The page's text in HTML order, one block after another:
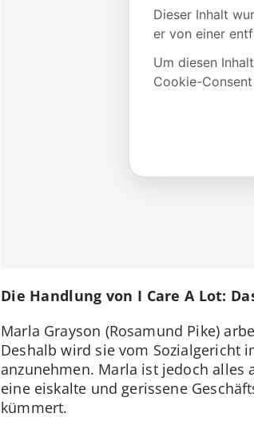
Die Handlung von I Care A Lot:
Marla Grayson (Rosamund Pike)
Deshalb wird sie vom Sozialgericht
anzunehmen. Marla ist jedoch alles
eine eiskalte und gerissene
kümmert.